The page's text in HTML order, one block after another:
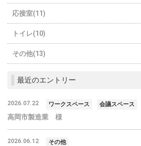
応接室(11)
トイレ(10)
その他(13)
最近のエントリー
2026.07.22 ワークスペース 会議スペース
高岡市製造業 様
2026.06.12 その他